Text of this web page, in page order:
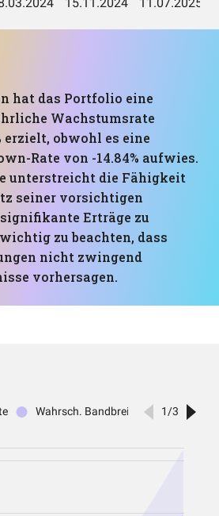
hat das Portfolio eine
Wachstumsrate
erzielt, obwohl es eine
Rate von -14.84% aufwies.
unterstreicht die Fähigkeit
seiner vorsichtigen
Erträge zu
zu beachten, dass
nicht zwingend
vorhersagen.